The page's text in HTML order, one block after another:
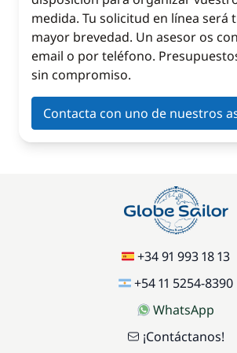
medida. Tu solicitud en línea será
mayor brevedad. Un asesor os
email o por teléfono.
sin compromiso.
Contacta con uno de nuestros
+34 91 993 18 13
+54 11 5254-8390
WhatsApp
¡Contáctanos!